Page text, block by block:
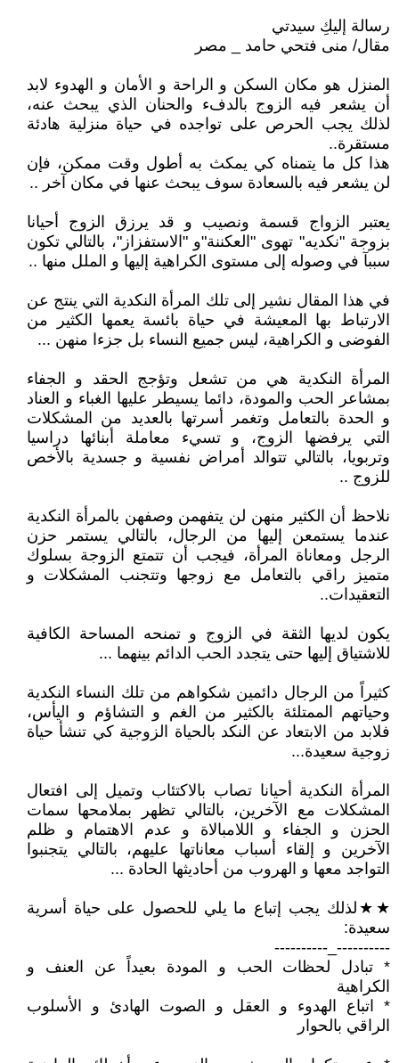
رسالة إليكِ سيدتي
مقال/ منى فتحي حامد _ مصر
المنزل هو مكان السكن و الراحة و الأمان و الهدوء لابد
أن يشعر فيه الزوج بالدفء والحنان الذي يبحث عنه،
لذلك يجب الحرص على تواجده في حياة منزلية هادئة
مستقرة..
هذا كل ما يتمناه كي يمكث به أطول وقت ممكن، فإن
لن يشعر فيه بالسعادة سوف يبحث عنها في مكان آخر ..
يعتبر الزواج قسمة ونصيب و قد يرزق الزوج أحيانا
بزوجة "نكديه" تهوى "العكننة"و "الاستفزاز"، بالتالي تكون
سببآ في وصوله إلى مستوى الكراهية إليها و الملل منها ..
في هذا المقال نشير إلى تلك المرأة النكدية التي ينتج عن
الارتباط بها المعيشة في حياة بائسة يعمها الكثير من
الفوضى و الكراهية، ليس جميع النساء بل جزءا منهن ...
المرأة النكدية هي من تشعل وتؤجج الحقد و الجفاء
بمشاعر الحب والمودة، دائما يسيطر عليها الغباء و العناد
و الحدة بالتعامل وتغمر أسرتها بالعديد من المشكلات
التي يرفضها الزوج، و تسيء معاملة أبنائها دراسيا
وتربويا، بالتالي تتوالد أمراض نفسية و جسدية بالأخص
للزوج ..
نلاحظ أن الكثير منهن لن يتفهمن وصفهن بالمرأة النكدية
عندما يستمعن إليها من الرجال، بالتالي يستمر حزن
الرجل ومعاناة المرأة، فيجب أن تتمتع الزوجة بسلوك
متميز راقي بالتعامل مع زوجها وتتجنب المشكلات و
التعقيدات..
يكون لديها الثقة في الزوج و تمنحه المساحة الكافية
للاشتياق إليها حتى يتجدد الحب الدائم بينهما ...
كثيراً من الرجال دائمين شكواهم من تلك النساء النكدية
وحياتهم الممتلئة بالكثير من الغم و التشاؤم و اليأس،
فلابد من الابتعاد عن النكد بالحياة الزوجية كي تنشأ حياة
زوجية سعيدة...
المرأة النكدية أحيانا تصاب بالاكتئاب وتميل إلى افتعال
المشكلات مع الآخرين‏، بالتالي تظهر بملامحها سمات
الحزن‏ و الجفاء و اللامبالاة و عدم الاهتمام و ظلم
الآخرين و إلقاء أسباب معاناتها عليهم، بالتالي يتجنبوا
التواجد معها و الهروب من أحاديثها الحادة ...
★★لذلك يجب إتباع ما يلي للحصول على حياة أسرية
سعيدة:
----------_----------
* تبادل لحظات الحب و المودة بعيداً عن العنف و
الكراهية
* اتباع الهدوء و العقل و الصوت الهادئ و الأسلوب
الراقي بالحوار